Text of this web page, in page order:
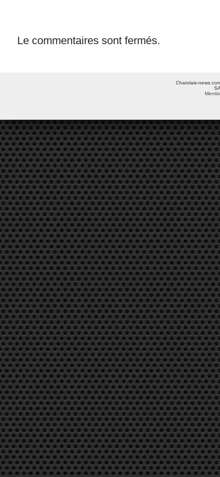
Le commentaires sont fermés.
Charolais-